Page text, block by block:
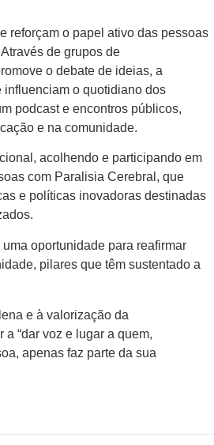
reforçam o papel ativo das pessoas
de grupos de
o debate de ideias, a
influenciam o quotidiano dos
podcast e encontros públicos,
e na comunidade.
acolhendo e participando em
com Paralisia Cerebral, que
e políticas inovadoras destinadas
oportunidade para reafirmar
pilares que têm sustentado a
e à valorização da
“dar voz e lugar a quem,
apenas faz parte da sua